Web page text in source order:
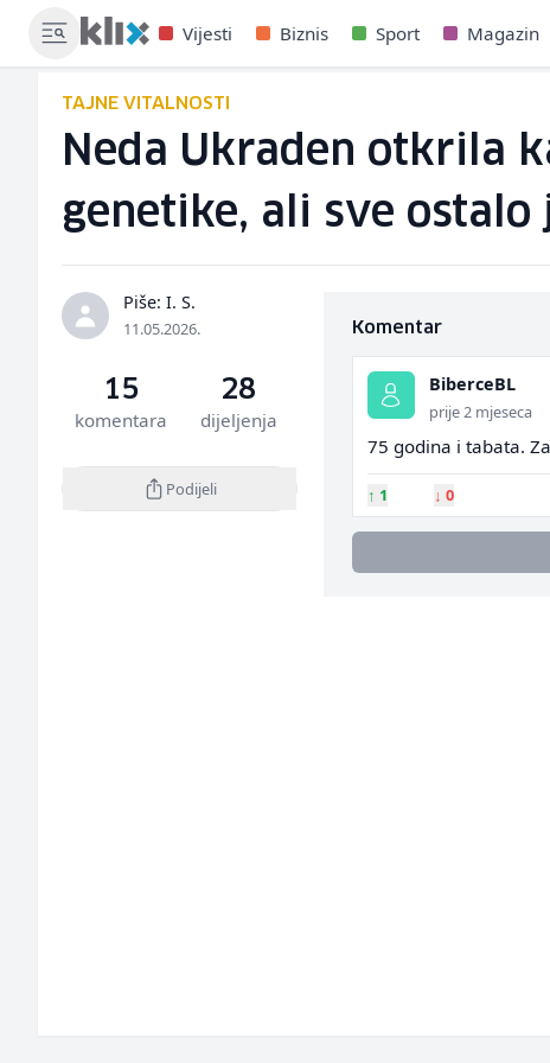
Vijesti Biznis Sport Magazin
TAJNE VITALNOSTI
Neda Ukraden otkrila
genetike, ali sve ostalo
Piše: I. S.
11.05.2026.
15
komentara
28
dijeljenja
Podijeli
Komentar
BiberceBL
prije 2 mjeseca
75 godina i tabata.
↑ 1 ↓ 0